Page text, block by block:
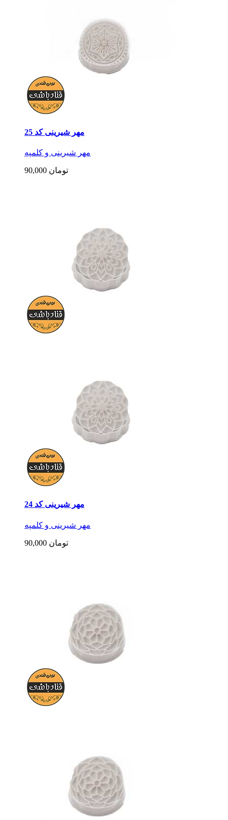
مهر شیرینی کد 25
مهر شیرینی و کلمپه
90,000 تومان
مهر شیرینی کد 24
مهر شیرینی و کلمپه
90,000 تومان